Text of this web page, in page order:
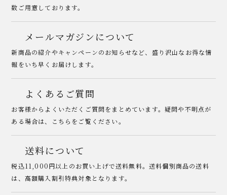
数ご用意しております。
メールマガジンについて
新商品の紹介やキャンペーンのお知らせなど、盛り沢山なお得な情
報をいち早くお届けします。
よくあるご質問
お客様からよくいただくご質問をまとめています。疑問や不明点が
ある場合は、こちらをご覧ください。
送料について
税込11,000円以上のお買い上げで送料無料。送料個別商品の送料
は、高額購入割引特典対象となります。